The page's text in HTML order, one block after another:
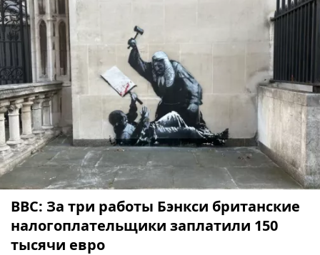
ВВС: За три работы Бэнкси британские
налогоплательщики заплатили 150
тысячи евро